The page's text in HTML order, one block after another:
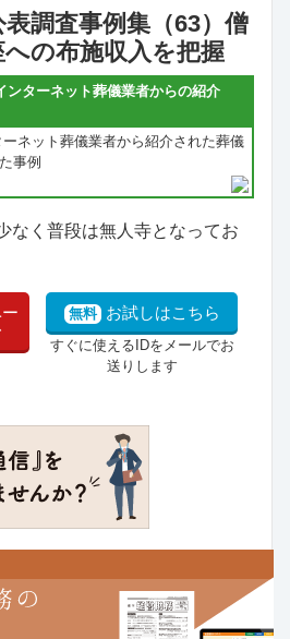
調査事例集（63）僧
の布施収入を把握
ンターネット葬儀業者からの紹介
ーネット葬儀業者から紹介された葬儀
事例
なく普段は無人寺となってお
無料 お試しはこちら
すぐに使えるIDをメールでお
送りします